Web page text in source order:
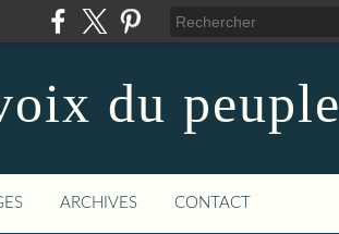
du peuple
ARCHIVES CONTACT